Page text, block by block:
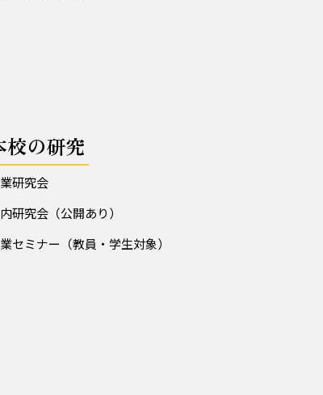
校の研究
研究会
研究会（公開あり）
セミナー（教員・学生対象）